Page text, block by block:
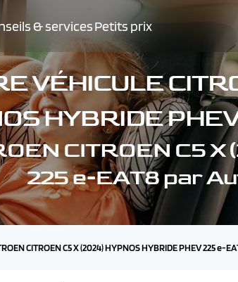
& servicesPetits prix
VÉHICULE
HYBRIDE
CITROEN C5 X
225 e-EAT8 par
CITROEN C5 X (2024) HYPNOS HYBRIDE PHEV 225 e-